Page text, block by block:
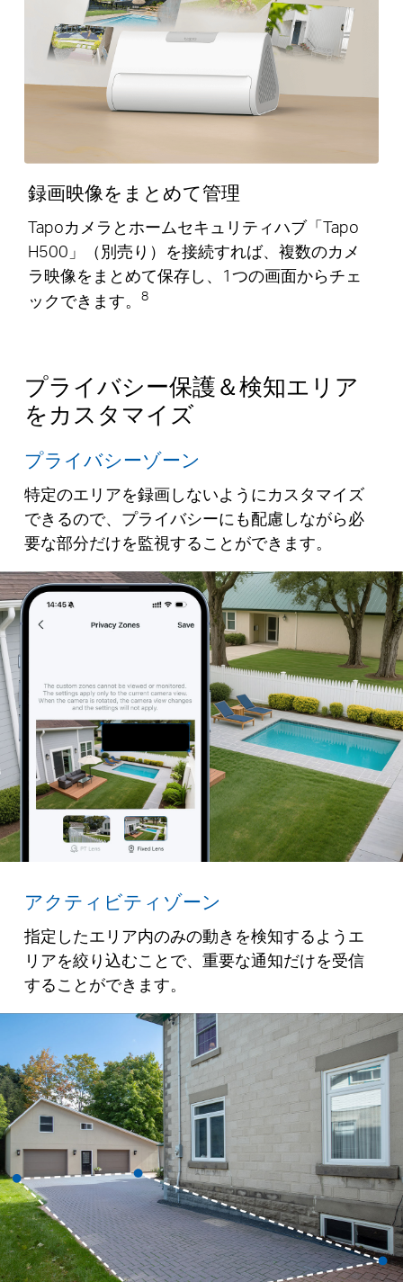
録画映像をまとめて管理
Tapoカメラとホームセキュリティハブ「Tapo
H500」（別売り）を接続すれば、複数のカメ
ラ映像をまとめて保存し、1つの画面からチェ
ックできます。8
プライバシー保護＆検知エリア
をカスタマイズ
プライバシーゾーン
特定のエリアを録画しないようにカスタマイズ
できるので、プライバシーにも配慮しながら必
要な部分だけを監視することができます。
アクティビティゾーン
指定したエリア内のみの動きを検知するようエ
リアを絞り込むことで、重要な通知だけを受信
することができます。